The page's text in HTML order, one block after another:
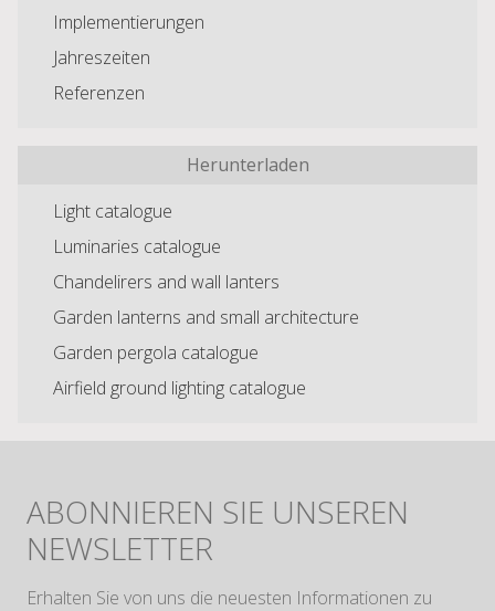
Implementierungen
Jahreszeiten
Referenzen
Herunterladen
Light catalogue
Luminaries catalogue
Chandelirers and wall lanters
Garden lanterns and small architecture
Garden pergola catalogue
Airfield ground lighting catalogue
ABONNIEREN SIE UNSEREN
NEWSLETTER
Erhalten Sie von uns die neuesten Informationen zu